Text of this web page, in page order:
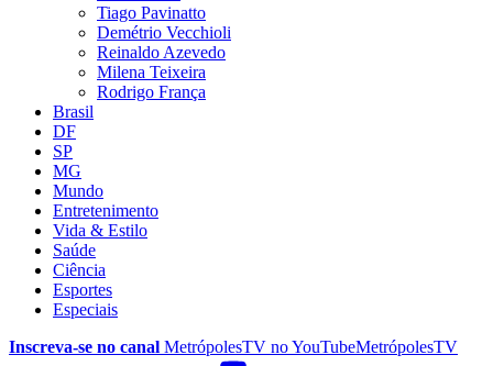
Tiago Pavinatto
Demétrio Vecchioli
Reinaldo Azevedo
Milena Teixeira
Rodrigo França
Brasil
DF
SP
MG
Mundo
Entretenimento
Vida & Estilo
Saúde
Ciência
Esportes
Especiais
Inscreva-se no canal MetrópolesTV noYouTubeMetrópolesTV